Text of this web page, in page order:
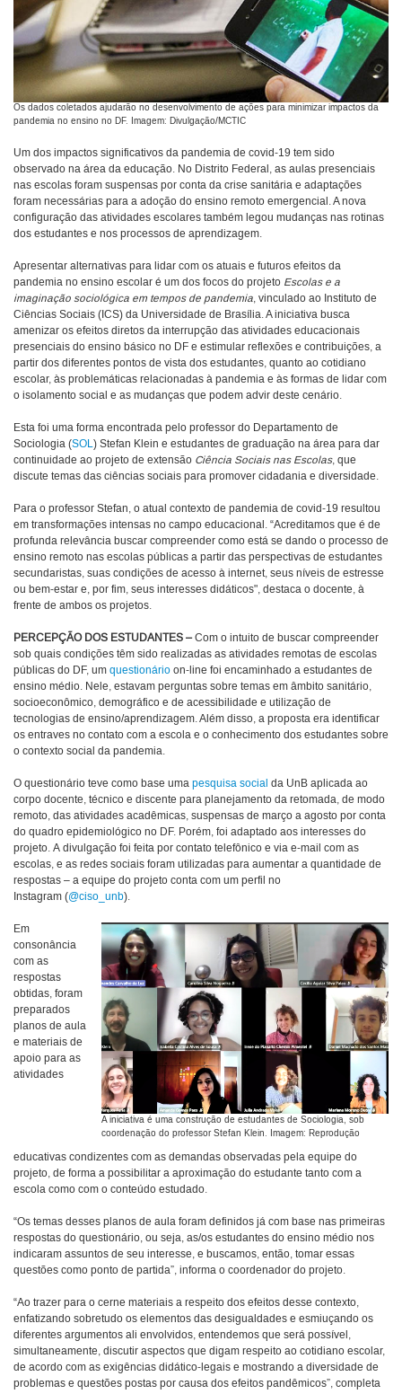
Os dados coletados ajudarão no desenvolvimento de ações para minimizar impactos da
pandemia no ensino no DF. Imagem: Divulgação/MCTIC
Um dos impactos significativos da pandemia de covid-19 tem sido
observado na área da educação. No Distrito Federal, as aulas presenciais
nas escolas foram suspensas por conta da crise sanitária e adaptações
foram necessárias para a adoção do ensino remoto emergencial. A nova
configuração das atividades escolares também legou mudanças nas rotinas
dos estudantes e nos processos de aprendizagem.
Apresentar alternativas para lidar com os atuais e futuros efeitos da
pandemia no ensino escolar é um dos focos do projeto Escolas e a
imaginação sociológica em tempos de pandemia, vinculado ao Instituto de
Ciências Sociais (ICS) da Universidade de Brasília. A iniciativa busca
amenizar os efeitos diretos da interrupção das atividades educacionais
presenciais do ensino básico no DF e estimular reflexões e contribuições, a
partir dos diferentes pontos de vista dos estudantes, quanto ao cotidiano
escolar, às problemáticas relacionadas à pandemia e às formas de lidar com
o isolamento social e as mudanças que podem advir deste cenário.
Esta foi uma forma encontrada pelo professor do Departamento de
Sociologia (SOL) Stefan Klein e estudantes de graduação na área para dar
continuidade ao projeto de extensão Ciência Sociais nas Escolas, que
discute temas das ciências sociais para promover cidadania e diversidade.
Para o professor Stefan, o atual contexto de pandemia de covid-19 resultou
em transformações intensas no campo educacional. “Acreditamos que é de
profunda relevância buscar compreender como está se dando o processo de
ensino remoto nas escolas públicas a partir das perspectivas de estudantes
secundaristas, suas condições de acesso à internet, seus níveis de estresse
ou bem-estar e, por fim, seus interesses didáticos", destaca o docente, à
frente de ambos os projetos.
PERCEPÇÃO DOS ESTUDANTES –Com o intuito de buscar compreender
sob quais condições têm sido realizadas as atividades remotas de escolas
públicas do DF, um questionário on-line foi encaminhado a estudantes de
ensino médio. Nele, estavam perguntas sobre temas em âmbito sanitário,
socioeconômico, demográfico e de acessibilidade e utilização de
tecnologias de ensino/aprendizagem. Além disso, a proposta era identificar
os entraves no contato com a escola e o conhecimento dos estudantes sobre
o contexto social da pandemia.
O questionário teve como base uma pesquisa social da UnB aplicada ao
corpo docente, técnico e discente para planejamento da retomada, de modo
remoto, das atividades acadêmicas, suspensas de março a agosto por conta
do quadro epidemiológico no DF. Porém, foi adaptado aos interesses do
projeto. A divulgação foi feita por contato telefônico e via e-mail com as
escolas, e as redes sociais foram utilizadas para aumentar a quantidade de
respostas – a equipe do projeto conta com um perfil no
Instagram (@ciso_unb).
A iniciativa é uma construção de estudantes de Sociologia, sob
coordenação do professor Stefan Klein. Imagem: Reprodução
Em
consonância
com as
respostas
obtidas, foram
preparados
planos de aula
e materiais de
apoio para as
atividades
educativas condizentes com as demandas observadas pela equipe do
projeto, de forma a possibilitar a aproximação do estudante tanto com a
escola como com o conteúdo estudado.
“Os temas desses planos de aula foram definidos já com base nas primeiras
respostas do questionário, ou seja, as/os estudantes do ensino médio nos
indicaram assuntos de seu interesse, e buscamos, então, tomar essas
questões como ponto de partida”, informa o coordenador do projeto.
“Ao trazer para o cerne materiais a respeito dos efeitos desse contexto,
enfatizando sobretudo os elementos das desigualdades e esmiuçando os
diferentes argumentos ali envolvidos, entendemos que será possível,
simultaneamente, discutir aspectos que digam respeito ao cotidiano escolar,
de acordo com as exigências didático-legais e mostrando a diversidade de
problemas e questões postas por causa dos efeitos pandêmicos”, completa